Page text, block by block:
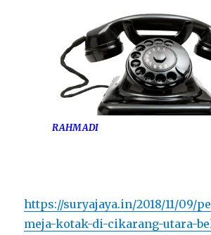
RAHMADI
https://suryajaya.in/2018/11/09/
meja-kotak-di-cikarang-utara-